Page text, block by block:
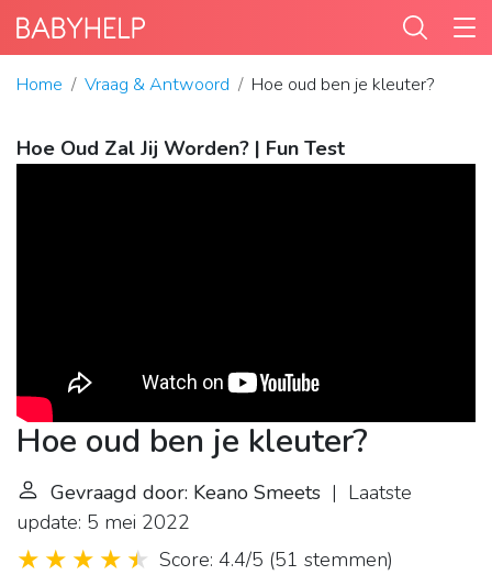
Home Vraag & Antwoord Hoe oud ben je kleuter?
Hoe Oud Zal Jij Worden? | Fun Test
Hoe oud ben je kleuter?
Gevraagd door: Keano Smeets | Laatste
update: 5 mei 2022
Score: 4.4/5 (51 stemmen)